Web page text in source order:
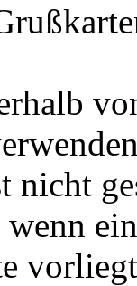
nicht